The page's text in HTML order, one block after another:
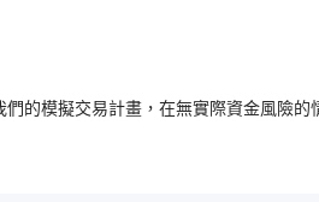
的模擬交易計畫，在無實際資金風險的